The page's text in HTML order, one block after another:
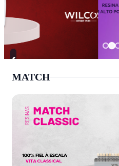
‹
MATCH